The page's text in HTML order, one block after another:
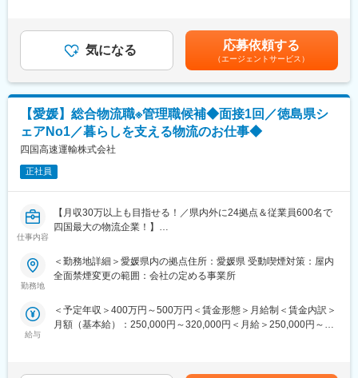
現場を理解し、社員やドライバーとの信頼関係を大切にしながら
組織をより良くしていきたい方、将来的にマネジメントへ挑戦し
たい方に最適な環境です。
変更の範囲：会社の定める業務
２．顧客管理
３．パソコンを使用した業務処理
４．売上管理
５．その他付随する業務
※パソコン（ワード、エクセル）の基本操作レベルが必要です。
※完全な内勤ではなく、担当顧客のニーズを聞き、当社で請け負え
るかの判断や配送等も行っていただく場合がございます。
※荷物を積み下ろしを手伝うなど会社全体の業務量に合わせてフレ
キシブルにご対応いただきます。
ださい。
広い視野で柔軟に業務に臨める方はぜひご応募ください！
■当社について：
四国高速運輸は運輸・物流業界に課された使命を全うすべく、
かつ不可欠な存在として認識されております。
日用雑貨や建築資材をはじめ、多種多様な商品の配送を行ってお
しての地位を築いております。
目安の金額であり、選考を通じて上下する可能性があります。月
給(月額)は固定手当を含めた表記です。
気になる 応募依頼する
（エージェントサービス）
【愛媛】総合物流職※管理職候補◆面接1回／徳島県シ
ェアNo1／暮らしを支える物流のお仕事◆
四国高速運輸株式会社
正社員
仕事内容
【月収30万以上も目指せる！／県内外に24拠点＆従業員600名で
四国最大の物流企業！】
■採用背景：
今回は、運輸・物流業界が抱える様々な問題を解決し、一緒に会
継いでいってもらいます。
我々と一緒に日本経済を支え動かしましょう!!
勤務地
＜勤務地詳細＞愛媛県内の拠点住所：愛媛県 受動喫煙対策：屋内
全面禁煙変更の範囲：会社の定める事業所
給与
＜予定年収＞400万円～500万円＜賃金形態＞月給制＜賃金内訳＞
月額（基本給）：250,000円～320,000円＜月給＞250,000円～